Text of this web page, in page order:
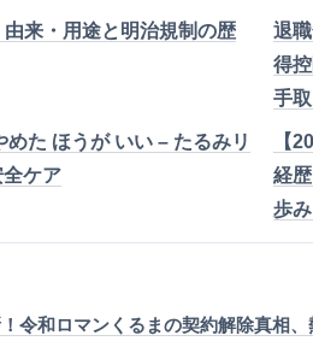
来・用途と明治規制の歴
退
得
手
めた ほうが いい – たるみリ
全ケア
【
経
歩
！令和ロマンくるまの契約解除真相